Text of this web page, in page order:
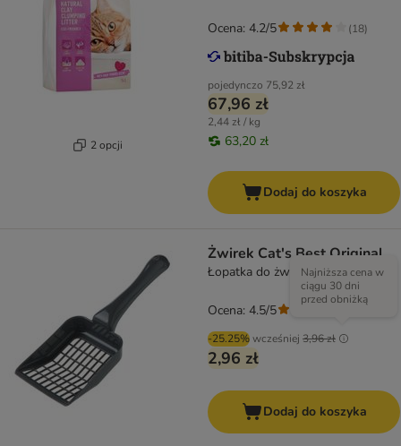
2 opcji
pojedynczo 75,92 zł
67,96 zł
2,44 zł / kg
63,20 zł
Ocena: 4.2/5 (18)
Dodaj do koszyka
Żwirek Cat's Best Original
Łopatka do żwirku
-25.25%wcześniej 3,96 zł
Najniższa cena w
ciągu 30 dni
przed obniżką
2,96 zł
Ocena: 4.5/5
Dodaj do koszyka